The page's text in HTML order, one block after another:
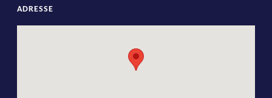
ADRESSE